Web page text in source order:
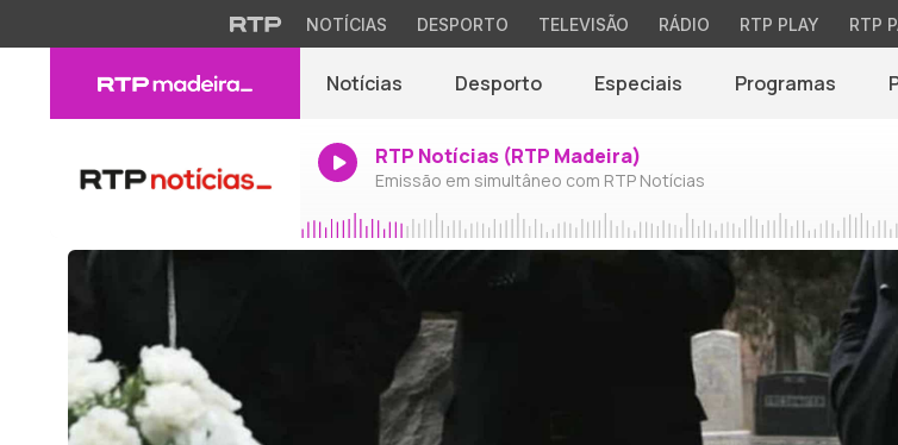
NOTÍCIAS DESPORTO TELEVISÃO RÁDIO RTP PLAY RTP
Notícias Desporto Especiais Programas
RTP Notícias (RTP Madeira)
Emissão em simultâneo com RTP Notícias